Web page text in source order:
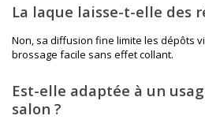
La laque laisse-t-elle des
Non, sa diffusion fine limite les dépôts
brossage facile sans effet collant.
Est-elle adaptée à un
salon ?